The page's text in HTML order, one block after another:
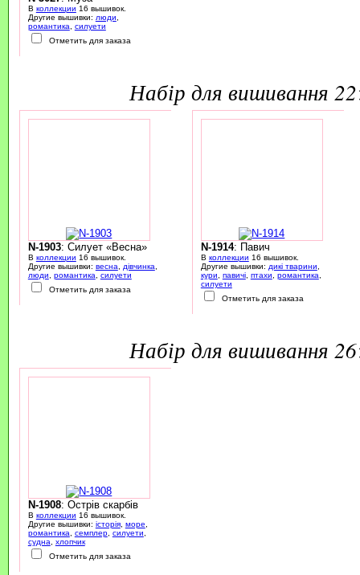
В коллекции 16 вышивок.
Другие вышивки: люди,
романтика, силуети
Отметить для заказа
набір для вишивання
N-1903: Силует «Весна»
В коллекции 16 вышивок.
Другие вышивки: весна дівчинка
люди
романтика
силуети
Отметить для заказа
N-1914: Павич
В коллекции 16 вышивок.
Другие вышивки: дикі тварини
кури
павичі, птахи романтика
силуети
Отметить для заказа
набір для вишивання
N-1908: Острів скарбів
В коллекции 16 вышивок.
Другие вышивки: історія, море
романтика
семплер, силуети
судна
хлопчик
Отметить для заказа